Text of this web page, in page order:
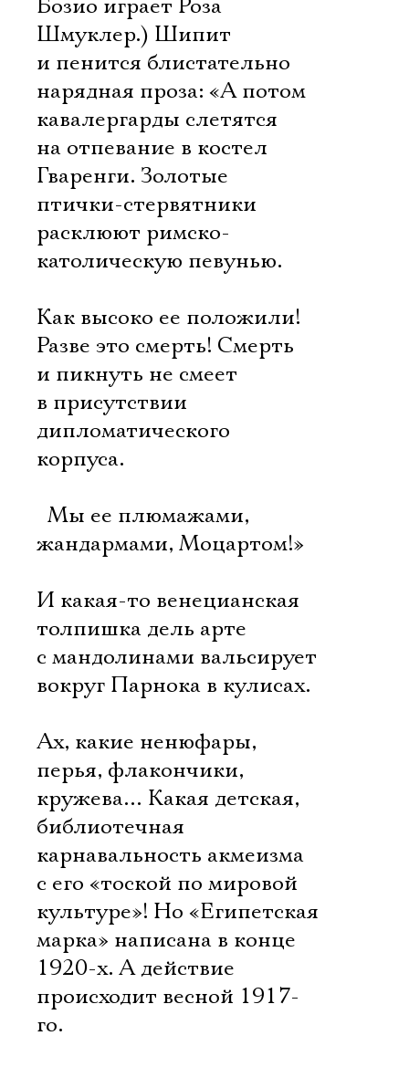
Бозио играет Роза
Шмуклер.) Шипит
и пенится блистательно
нарядная проза: «А потом
кавалергарды слетятся
на отпевание в костел
Гваренги. Золотые
птички-стервятники
расклюют римско-
католическую певунью.
Как высоко ее положили!
Разве это смерть! Смерть
и пикнуть не смеет
в присутствии
дипломатического
корпуса.
 Мы ее плюмажами,
жандармами, Моцартом!»
И какая-то венецианская
толпишка дель арте
с мандолинами вальсирует
вокруг Парнока в кулисах.
Ах, какие ненюфары,
перья, флакончики,
кружева… Какая детская,
библиотечная
карнавальность акмеизма
с его «тоской по мировой
культуре»! Но «Египетская
марка» написана в конце
1920-х. А действие
происходит весной 1917-
го.